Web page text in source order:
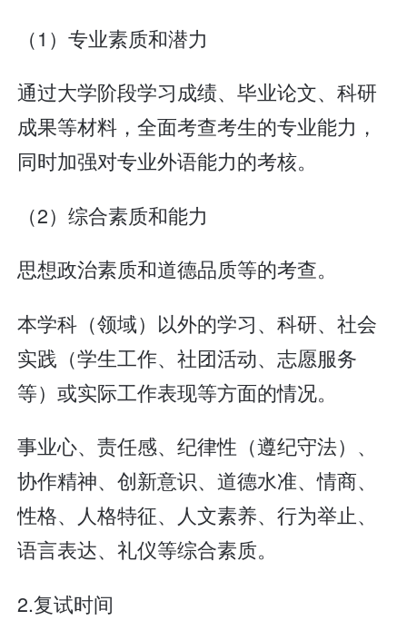
（1）专业素质和潜力
通过大学阶段学习成绩、毕业论文、科研
成果等材料，全面考查考生的专业能力，
同时加强对专业外语能力的考核。
（2）综合素质和能力
思想政治素质和道德品质等的考查。
本学科（领域）以外的学习、科研、社会
实践（学生工作、社团活动、志愿服务
等）或实际工作表现等方面的情况。
事业心、责任感、纪律性（遵纪守法）、
协作精神、创新意识、道德水准、情商、
性格、人格特征、人文素养、行为举止、
语言表达、礼仪等综合素质。
2.复试时间